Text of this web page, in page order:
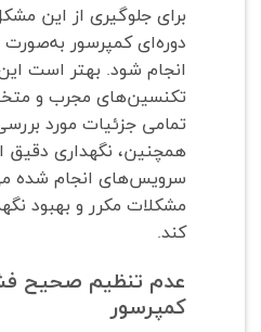
برای جلوگیری از این
دوره‌ای کمپرسور
انجام شود. بهتر است
تکنسین‌های مجرب و
تمامی جزئیات مورد
همچنین، نگهداری دقیق
سرویس‌های انجام شده
مشکلات مکرر و بهبود
کند.
عدم تنظیم صحیح
کمپرسور